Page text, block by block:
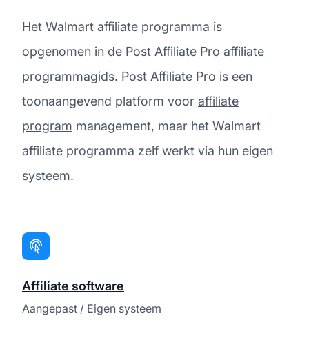
Het Walmart affiliate programma is
opgenomen in de Post Affiliate Pro affiliate
programmagids. Post Affiliate Pro is een
toonaangevend platform voor affiliate
program management, maar het Walmart
affiliate programma zelf werkt via hun eigen
systeem.
Affiliate software
Aangepast / Eigen systeem